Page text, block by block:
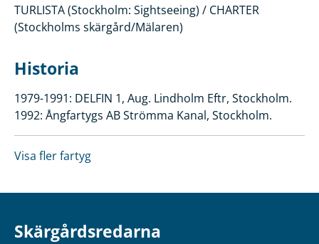
TURLISTA (Stockholm: Sightseeing) / CHARTER
(Stockholms skärgård/Mälaren)
Historia
1979-1991: DELFIN 1, Aug. Lindholm Eftr, Stockholm.
1992: Ångfartygs AB Strömma Kanal, Stockholm.
Visa fler fartyg
Skärgårdsredarna